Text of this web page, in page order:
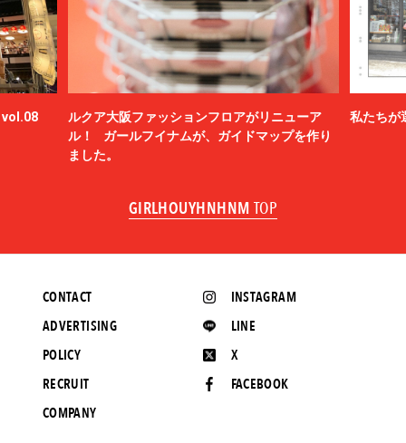
vol.08
ルクア大阪ファッションフロアがリニューア
ル！ ガールフイナムが、ガイドマップを作り
ました。
私たちが
GIRLHOUYHNHNM TOP
INSTAGRAM
LINE
X
FACEBOOK
CONTACT
ADVERTISING
POLICY
RECRUIT
COMPANY